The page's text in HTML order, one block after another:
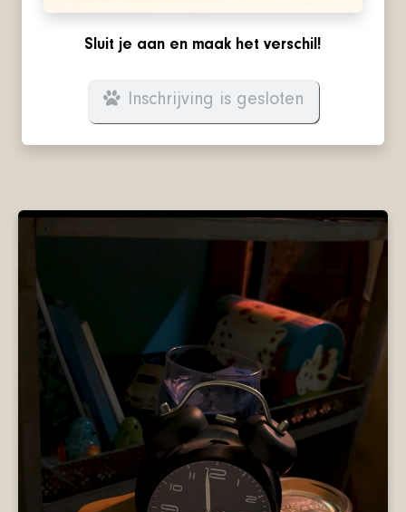
Sluit je aan en maak het verschil!
Inschrijving is gesloten